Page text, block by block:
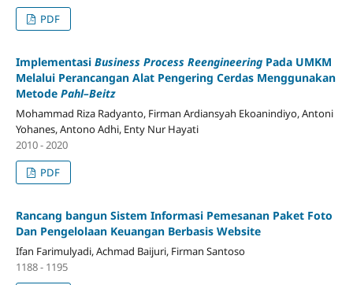
PDF
Implementasi Business Process ReengineeringPada UMKM
Melalui Perancangan Alat Pengering Cerdas Menggunakan
Metode Pahl–Beitz
Mohammad Riza Radyanto, Firman Ardiansyah Ekoanindiyo, Antoni
Yohanes, Antono Adhi, Enty Nur Hayati
2010 - 2020
PDF
Rancang bangun Sistem Informasi Pemesanan Paket Foto
Dan Pengelolaan Keuangan Berbasis Website
Ifan Farimulyadi, Achmad Baijuri, Firman Santoso
1188 - 1195